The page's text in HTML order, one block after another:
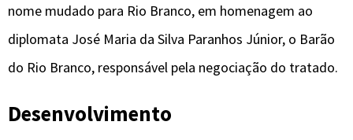
nome mudado para Rio Branco, em homenagem ao
diplomata José Maria da Silva Paranhos Júnior, o Barão
do Rio Branco, responsável pela negociação do tratado.
Desenvolvimento